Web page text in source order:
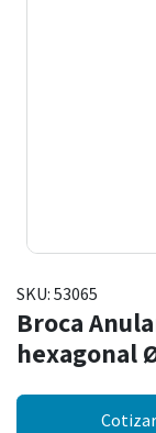
SKU: 53065
Broca
hexagonal
Cotizar